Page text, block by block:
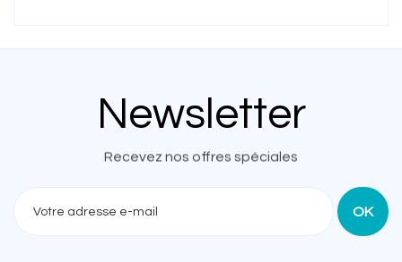
Newsletter
Recevez nos offres spéciales